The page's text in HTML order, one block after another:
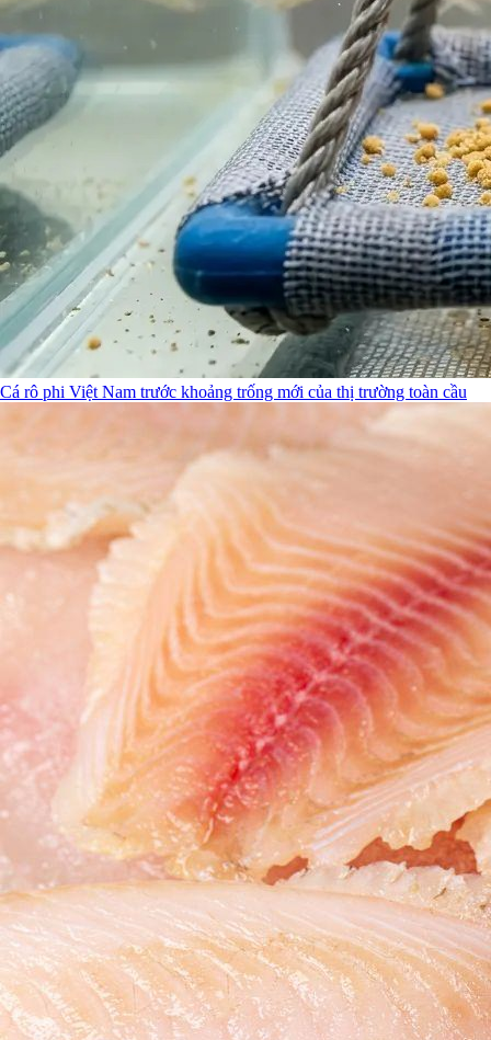
Cá rô phi Việt Nam trước khoảng trống mới của thị trường toàn cầu